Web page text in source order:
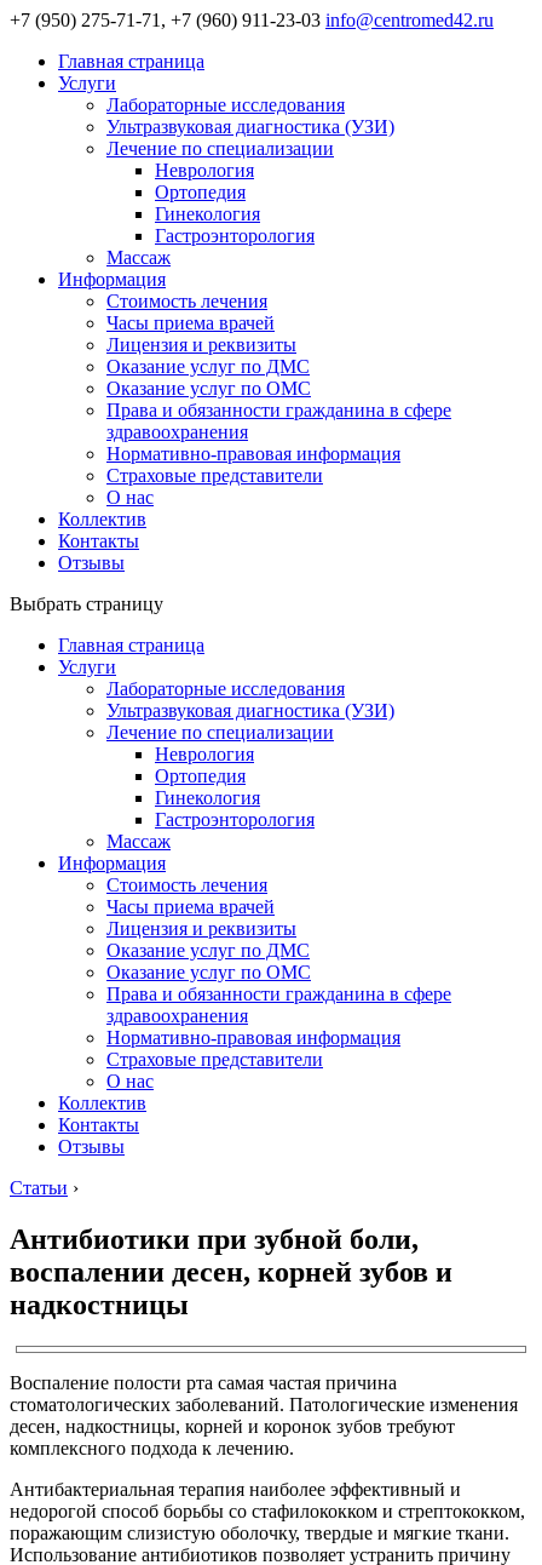
+7 (950) 275-71-71, +7 (960) 911-23-03 info@centromed42.ru
Главная страница
Услуги
Лабораторные исследования
Ультразвуковая диагностика (УЗИ)
Лечение по специализации
Неврология
Ортопедия
Гинекология
Гастроэнторология
Массаж
Информация
Стоимость лечения
Часы приема врачей
Лицензия и реквизиты
Оказание услуг по ДМС
Оказание услуг по ОМС
Права и обязанности гражданина в сфере
здравоохранения
Нормативно-правовая информация
Страховые представители
О нас
Коллектив
Контакты
Отзывы
Выбрать страницу
Главная страница
Услуги
Лабораторные исследования
Ультразвуковая диагностика (УЗИ)
Лечение по специализации
Неврология
Ортопедия
Гинекология
Гастроэнторология
Массаж
Информация
Стоимость лечения
Часы приема врачей
Лицензия и реквизиты
Оказание услуг по ДМС
Оказание услуг по ОМС
Права и обязанности гражданина в сфере
здравоохранения
Нормативно-правовая информация
Страховые представители
О нас
Коллектив
Контакты
Отзывы
Статьи ›
Антибиотики при зубной боли,
воспалении десен, корней зубов и
надкостницы
Воспаление полости рта самая частая причина
стоматологических заболеваний. Патологические изменения
десен, надкостницы, корней и коронок зубов требуют
комплексного подхода к лечению.
Антибактериальная терапия наиболее эффективный и
недорогой способ борьбы со стафилококком и стрептококком,
поражающим слизистую оболочку, твердые и мягкие ткани.
Использование антибиотиков позволяет устранить причину